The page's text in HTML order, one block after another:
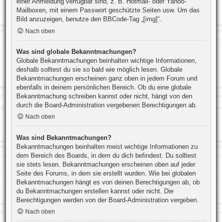
Mailboxen, mit einem Passwort geschützte Seiten usw. Um das
Bild anzuzeigen, benutze den BBCode-Tag „[img]“.
Nach oben
Was sind globale Bekanntmachungen?
Globale Bekanntmachungen beinhalten wichtige Informationen,
deshalb solltest du sie so bald wie möglich lesen. Globale
Bekanntmachungen erscheinen ganz oben in jedem Forum und
ebenfalls in deinem persönlichen Bereich. Ob du eine globale
Bekanntmachung schreiben kannst oder nicht, hängt von den
durch die Board-Administration vergebenen Berechtigungen ab.
Nach oben
Was sind Bekanntmachungen?
Bekanntmachungen beinhalten meist wichtige Informationen zu
dem Bereich des Boards, in dem du dich befindest. Du solltest
sie stets lesen. Bekanntmachungen erscheinen oben auf jeder
Seite des Forums, in dem sie erstellt wurden. Wie bei globalen
Bekanntmachungen hängt es von deinen Berechtigungen ab, ob
du Bekanntmachungen erstellen kannst oder nicht. Die
Berechtigungen werden von der Board-Administration vergeben.
Nach oben